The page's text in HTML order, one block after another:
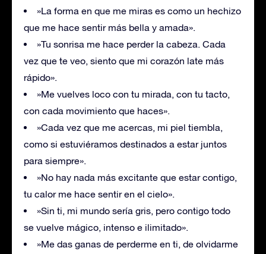
»La forma en que me miras es como un hechizo
que me hace sentir más bella y amada».
»Tu sonrisa me hace perder la cabeza. Cada
vez que te veo, siento que mi corazón late más
rápido».
»Me vuelves loco con tu mirada, con tu tacto,
con cada movimiento que haces».
»Cada vez que me acercas, mi piel tiembla,
como si estuviéramos destinados a estar juntos
para siempre».
»No hay nada más excitante que estar contigo,
tu calor me hace sentir en el cielo».
»Sin ti, mi mundo sería gris, pero contigo todo
se vuelve mágico, intenso e ilimitado».
»Me das ganas de perderme en ti, de olvidarme